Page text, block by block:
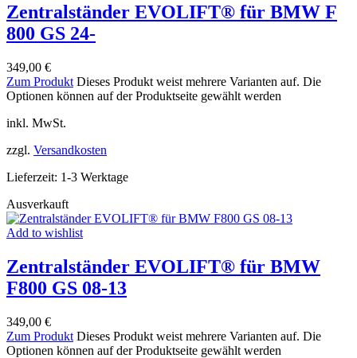
Zentralständer EVOLIFT® für BMW F
800 GS 24-
349,00 €
Zum Produkt Dieses Produkt weist mehrere Varianten auf. Die
Optionen können auf der Produktseite gewählt werden
inkl. MwSt.
zzgl. Versandkosten
Lieferzeit: 1-3 Werktage
Ausverkauft
Add to wishlist
Zentralständer EVOLIFT® für BMW
F800 GS 08-13
349,00 €
Zum Produkt Dieses Produkt weist mehrere Varianten auf. Die
Optionen können auf der Produktseite gewählt werden